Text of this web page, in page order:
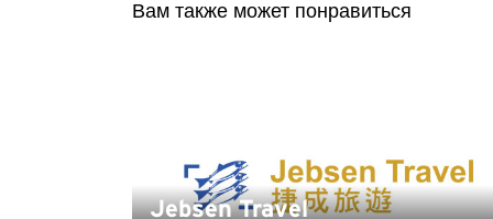
Вам также может понравиться
Jebsen Travel